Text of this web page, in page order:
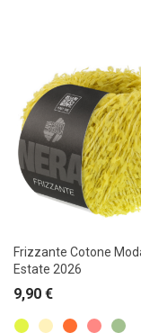
Frizzante Cotone
Estate 2026
9,90 €